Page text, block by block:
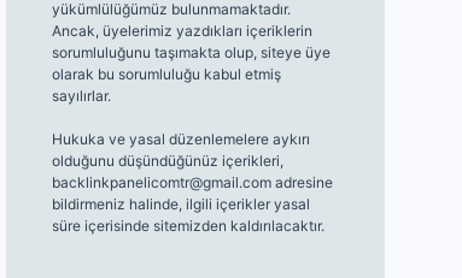
yükümlülüğümüz bulunmamaktadır.
Ancak, üyelerimiz yazdıkları içeriklerin
sorumluluğunu taşımakta olup, siteye üye
olarak bu sorumluluğu kabul etmiş
sayılırlar.
Hukuka ve yasal düzenlemelere aykırı
olduğunu düşündüğünüz içerikleri,
backlinkpanelicomtr@gmail.comadresine
bildirmeniz halinde, ilgili içerikler yasal
süre içerisinde sitemizden kaldırılacaktır.